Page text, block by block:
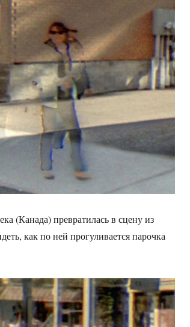
(Канада) превратилась в сцену из
как по ней прогуливается парочка